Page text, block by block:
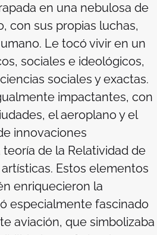
en una nebulosa de
con sus propias luchas,
Le tocó vivir en un
sociales e ideológicos,
sociales y exactas.
impactantes, con
el aeroplano y el
innovaciones
de la Relatividad de
Estos elementos
enriquecieron la
especialmente fascinado
aviación, que simbolizaba